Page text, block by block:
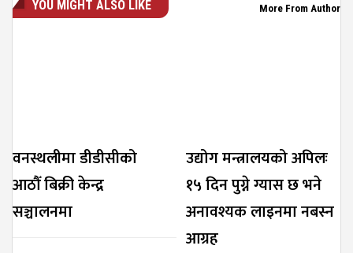
YOU MIGHT ALSO LIKE More From Author
वनस्थलीमा डीडीसीको
आठौँ बिक्री केन्द्र
सञ्चालनमा
उद्योग मन्त्रालयको अपिलः
१५ दिन पुग्ने ग्यास छ भने
अनावश्यक लाइनमा नबस्न
आग्रह